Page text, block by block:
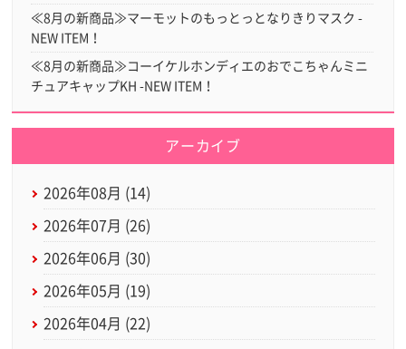
≪8月の新商品≫マーモットのもっとっとなりきりマスク -
NEW ITEM！
≪8月の新商品≫コーイケルホンディエのおでこちゃんミニ
チュアキャップKH -NEW ITEM！
アーカイブ
2026年08月 (14)
2026年07月 (26)
2026年06月 (30)
2026年05月 (19)
2026年04月 (22)